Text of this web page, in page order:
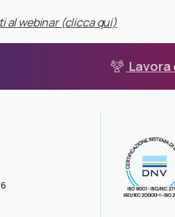
al webinar (clicca qui)
Lavora